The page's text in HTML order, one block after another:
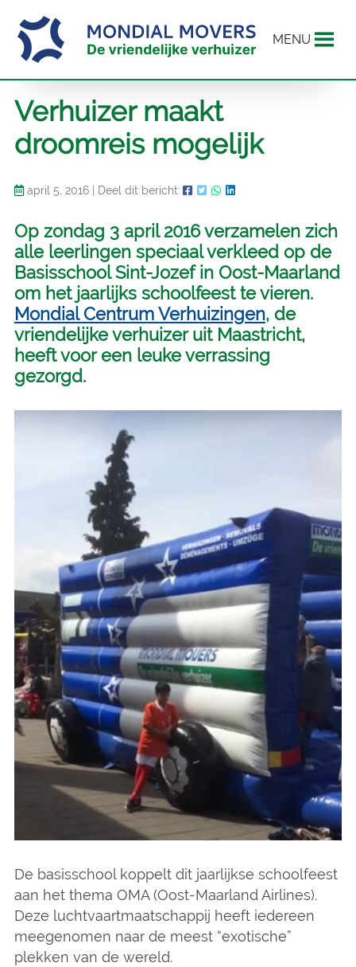
MENU
Verhuizer maakt
droomreis mogelijk
april 5, 2016 Deel dit bericht:
Op zondag 3 april 2016 verzamelen zich
alle leerlingen speciaal verkleed op de
Basisschool Sint-Jozef in Oost-Maarland
om het jaarlijks schoolfeest te vieren.
Mondial Centrum Verhuizingen, de
vriendelijke verhuizer uit Maastricht,
heeft voor een leuke verrassing
gezorgd.
De basisschool koppelt dit jaarlijkse schoolfeest
aan het thema OMA (Oost-Maarland Airlines).
Deze luchtvaartmaatschappij heeft iedereen
meegenomen naar de meest “exotische”
plekken van de wereld.